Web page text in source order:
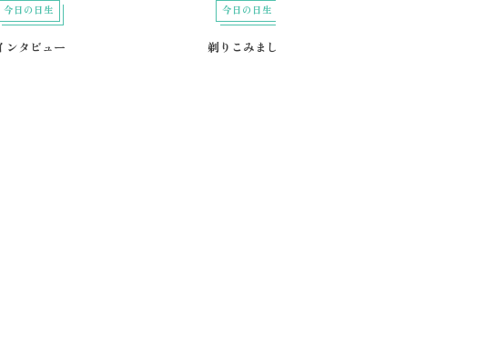
今日の日生
ンタビュー
今日の日生
剃りこみました